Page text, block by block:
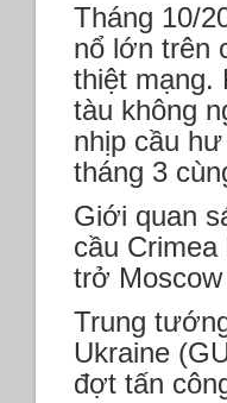
Tháng 10/
nổ lớn trên
thiệt mạng.
tàu không
nhịp cầu
tháng 3
Giới quan
cầu
trở
Trung
Ukraine
đợt tấn